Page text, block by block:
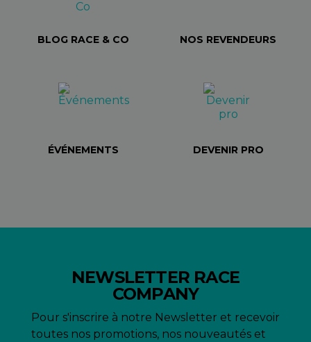
BLOG RACE & CO NOS REVENDEURS
ÉVÉNEMENTS DEVENIR PRO
NEWSLETTER RACE
COMPANY
Pour s'inscrire à notre Newsletter et recevoir
toutes nos promotions, nos nouveautés et